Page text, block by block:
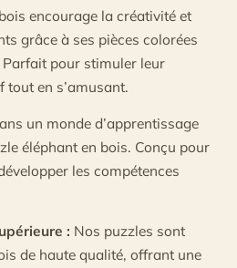
encourage la créativité et
grâce à ses pièces colorées
pour stimuler leur
en s’amusant.
un monde d’apprentissage
éléphant en bois. Conçu pour
les compétences
: Nos puzzles sont
de haute qualité, offrant une